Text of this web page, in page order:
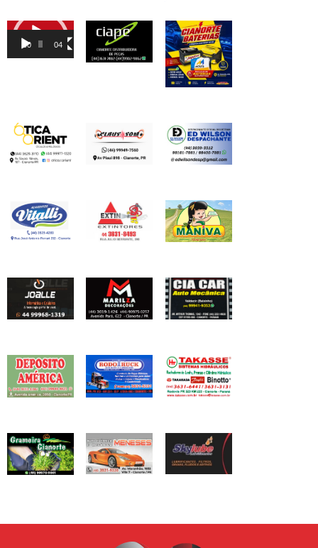
Tocador
vídeo
00:00 04:46